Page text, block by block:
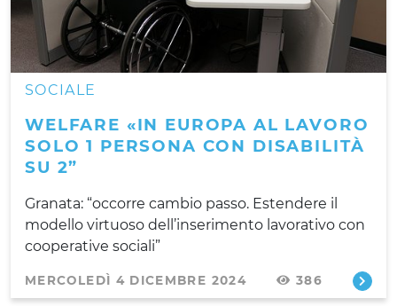
SOCIALE
WELFARE «IN EUROPA AL LAVORO
SOLO 1 PERSONA CON DISABILITÀ
SU 2”
Granata: “occorre cambio passo. Estendere il
modello virtuoso dell’inserimento lavorativo con
cooperative sociali”
MERCOLEDÌ 4 DICEMBRE 2024 386